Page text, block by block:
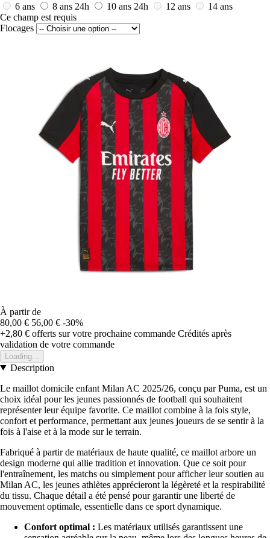
6 ans
8 ans 24h 10 ans 24h 12 ans
14 ans
Ce champ est requis
Flocages
À partir de
80,00 € 56,00 € -30%
+2,80 € offerts sur votre prochaine commande Crédités après
validation de votre commande
Loading...
Description
Le maillot domicile enfant Milan AC 2025/26, conçu par Puma, est un
choix idéal pour les jeunes passionnés de football qui souhaitent
représenter leur équipe favorite. Ce maillot combine à la fois style,
confort et performance, permettant aux jeunes joueurs de se sentir à la
fois à l'aise et à la mode sur le terrain.
Fabriqué à partir de matériaux de haute qualité, ce maillot arbore un
design moderne qui allie tradition et innovation. Que ce soit pour
l'entraînement, les matchs ou simplement pour afficher leur soutien au
Milan AC, les jeunes athlètes apprécieront la légèreté et la respirabilité
du tissu. Chaque détail a été pensé pour garantir une liberté de
mouvement optimale, essentielle dans ce sport dynamique.
Confort optimal : Les matériaux utilisés garantissent une